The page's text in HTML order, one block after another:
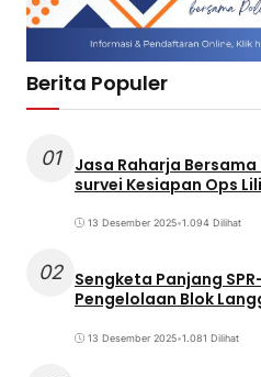
Berita Populer
01
Jasa Raharja
survei Kesiapan Ops
13 Desember 2025•1.094 Dilihat
02 Sengketa Panjang
Pengelolaan Blok
13 Desember 2025•1.081 Dilihat